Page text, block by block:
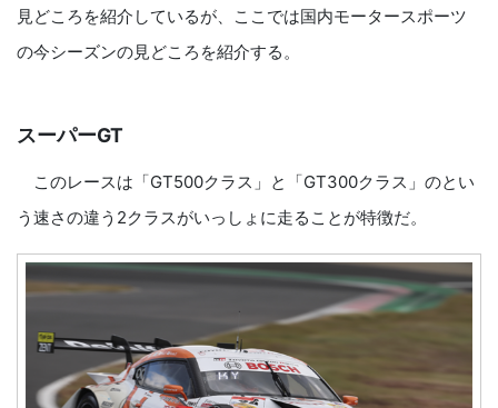
見どころを紹介しているが、ここでは国内モータースポーツ
の今シーズンの見どころを紹介する。
スーパーGT
このレースは「GT500クラス」と「GT300クラス」のとい
う速さの違う2クラスがいっしょに走ることが特徴だ。